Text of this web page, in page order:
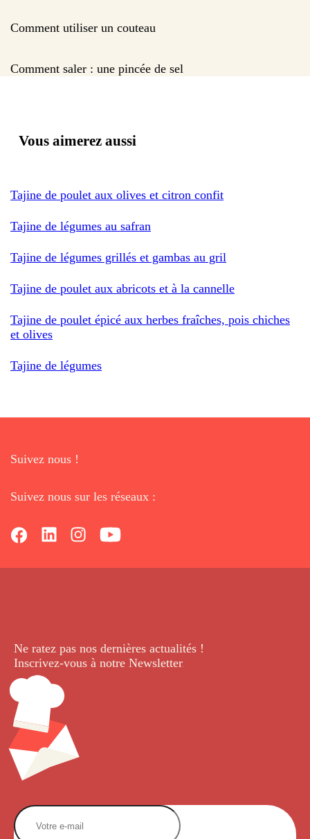
Comment utiliser un couteau
Comment saler : une pincée de sel
Vous aimerez aussi
Tajine de poulet aux olives et citron confit
Tajine de légumes au safran
Tajine de légumes grillés et gambas au gril
Tajine de poulet aux abricots et à la cannelle
Tajine de poulet épicé aux herbes fraîches, pois chiches
et olives
Tajine de légumes
Suivez nous !
Suivez nous sur les réseaux :
Ne ratez pas nos dernières actualités !
Inscrivez-vous à notre Newsletter.